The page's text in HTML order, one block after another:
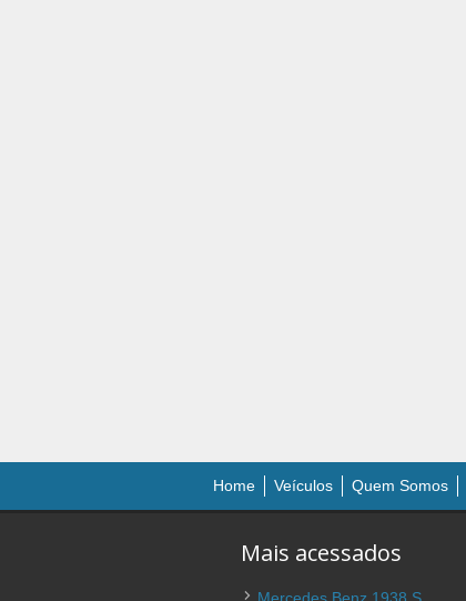
Home Veículos Quem Somos
Mais acessados